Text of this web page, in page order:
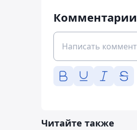
Комментарии
Читайте также